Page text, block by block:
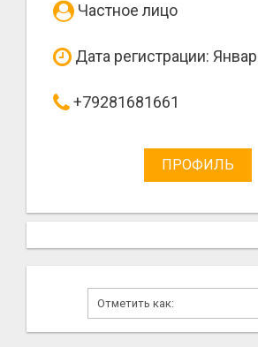
Частное лицо
Дата регистрации:
+79281681661
ПРОФИЛЬ